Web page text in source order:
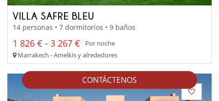
CONTÁCTENOS
VILLA SAFRE BLEU
14 personas • 7 dormitorios • 9 baños
1 826 € - 3 267 €
Por noche
Marrakech - Amelkis y alrededores